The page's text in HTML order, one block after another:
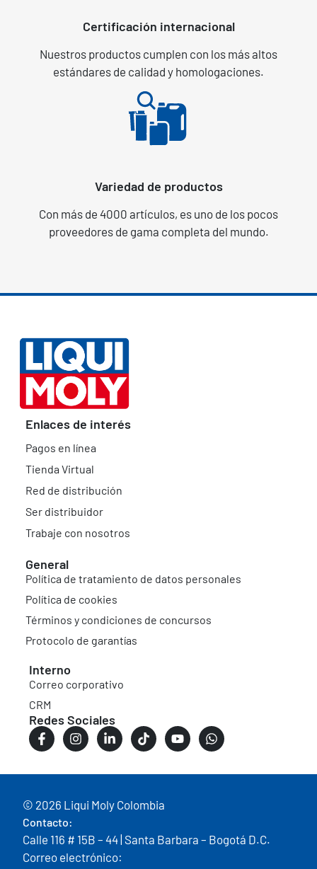
Certificación internacional
Nuestros productos cumplen con los más altos
estándares de calidad y homologaciones.
Variedad de productos
Con más de 4000 artículos, es uno de los pocos
proveedores de gama completa del mundo.
Enlaces de interés
Pagos en línea
Tienda Virtual
Red de distribución
Ser distribuidor
Trabaje con nosotros
General
Política de tratamiento de datos personales
Política de cookies
Términos y condiciones de concursos
Protocolo de garantías
Interno
Correo corporativo
CRM
Redes Sociales
© 2026 Liqui Moly Colombia
Contacto:
Calle 116 # 15B – 44 | Santa Barbara – Bogotá D.C.
Correo electrónico: